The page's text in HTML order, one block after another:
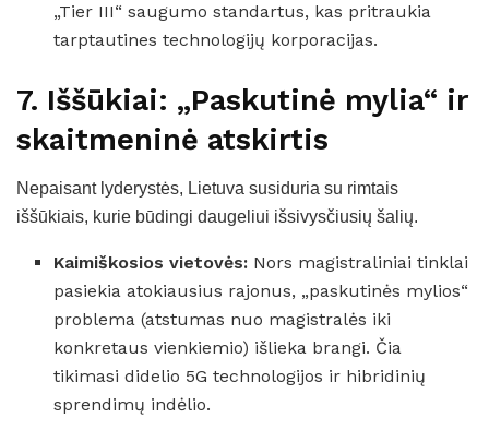
„Tier III“ saugumo standartus, kas pritraukia
tarptautines technologijų korporacijas.
7. Iššūkiai: „Paskutinė mylia“ ir
skaitmeninė atskirtis
Nepaisant lyderystės, Lietuva susiduria su rimtais
iššūkiais, kurie būdingi daugeliui išsivysčiusių šalių.
Kaimiškosios vietovės: Nors magistraliniai tinklai
pasiekia atokiausius rajonus, „paskutinės mylios“
problema (atstumas nuo magistralės iki
konkretaus vienkiemio) išlieka brangi. Čia
tikimasi didelio 5G technologijos ir hibridinių
sprendimų indėlio.